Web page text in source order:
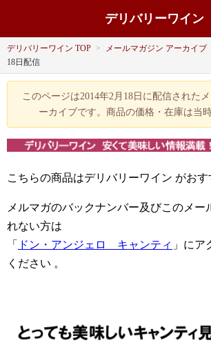
デリバリーワイン
デリバリーワイン TOP > メールマガジン アーカイブ
18日配信
このページは2014年2月18日に配信された
ーカイブです。商品の価格・在庫は当
こちらの商品はデリバリーワイン がおす
メルマガのバックナンバー及びこのメー
れない方は
「
ドン・アンジェロ キャンティ 」にア
ください 。